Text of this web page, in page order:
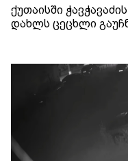
ქუთაისში
დახლს ცეცხლი